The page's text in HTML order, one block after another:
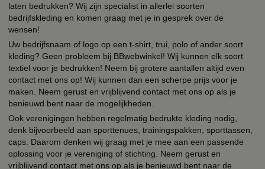
laten bedrukken? Wij zijn specialist in allerlei soorten
bedrijfskleding en komen graag met je in gesprek over de
wensen!
Uw bedrijfsnaam of logo op een t-shirt, trui, polo of ander soort
kleding? Geen probleem bij BBwebwinkel! Wij kunnen elk soort
textiel voor je bedrukken! Neem bij grotere aantallen altijd even
contact met ons op! Wij kunnen dan een scherpe prijs voor je
maken. Neem gerust en vrijblijvend contact met ons op als je
benieuwd bent naar de mogelijkheden.
Ook verenigingen hebben regelmatig bedrukte kleding nodig,
denk bijvoorbeeld aan sporttenues, trainingspakken, sporttassen,
caps. Daarom denken wij graag met je mee aan een passende
oplossing voor je vereniging of stichting. Neem gerust en
vrijblijvend contact met ons op als je benieuwd bent naar de